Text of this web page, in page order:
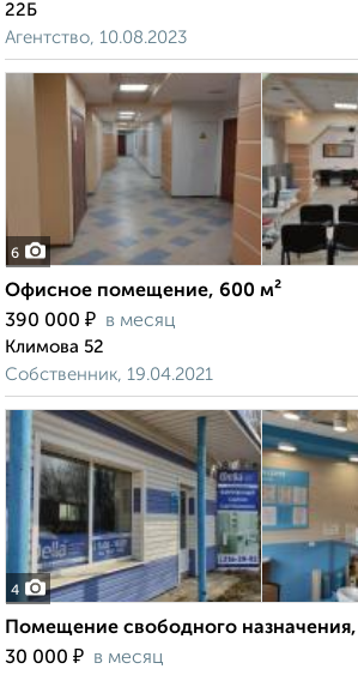
22Б
Агентство, 10.08.2023
6
Офисное помещение, 600 м²
390 000 ₽ в месяц
Климова 52
Собственник, 19.04.2021
4
Помещение свободного назначения,
30 000 ₽ в месяц